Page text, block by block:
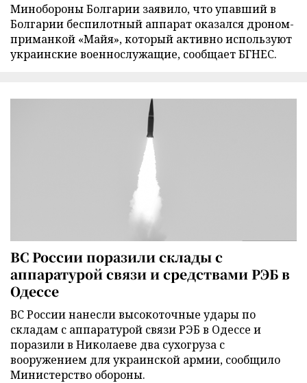
Минобороны Болгарии заявило, что упавший в
Болгарии беспилотный аппарат оказался дроном-
приманкой «Майя», который активно используют
украинские военнослужащие, сообщает БГНЕС.
ВС России поразили склады с
аппаратурой связи и средствами РЭБ в
Одессе
ВС России нанесли высокоточные удары по
складам с аппаратурой связи РЭБ в Одессе и
поразили в Николаеве два сухогруза с
вооружением для украинской армии, сообщило
Министерство обороны.